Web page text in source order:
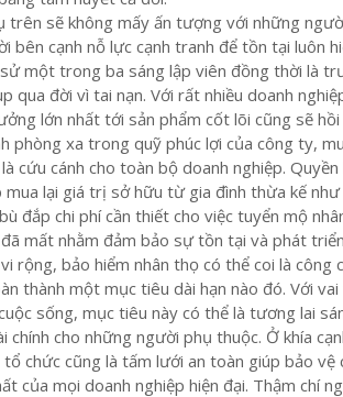
trên sẽ không mấy ấn tượng với những
bên cạnh nỗ lực cạnh tranh để tồn tại luôn
một trong ba sáng lập viên đồng thời là
qua đời vì tai nạn. Với rất nhiều doanh
lớn nhất tới sản phẩm cốt lõi cũng sẽ
phòng xa trong quỹ phúc lợi của công ty,
cứu cánh cho toàn bộ doanh nghiệp.
lại giá trị sở hữu từ gia đình thừa kế
đắp chi phí cần thiết cho việc tuyển mộ
mất nhằm đảm bảo sự tồn tại và phát
rộng, bảo hiểm nhân thọ có thể coi là công
thành một mục tiêu dài hạn nào đó. Với
sống, mục tiêu này có thể là tương lai
chính cho những người phụ thuộc. Ở khía
tổ chức cũng là tấm lưới an toàn giúp bảo
của mọi doanh nghiệp hiện đại. Thậm chí